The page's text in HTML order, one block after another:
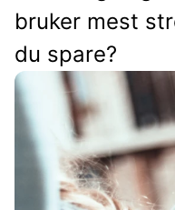
bruker mest
du spare?